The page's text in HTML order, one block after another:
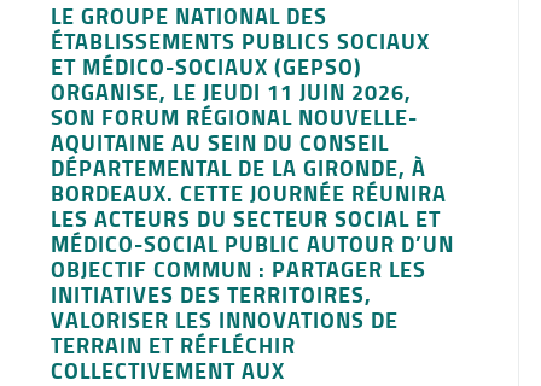
LE GROUPE NATIONAL DES
ÉTABLISSEMENTS PUBLICS SOCIAUX
ET MÉDICO-SOCIAUX (GEPSO)
ORGANISE, LE JEUDI 11 JUIN 2026,
SON FORUM RÉGIONAL NOUVELLE-
AQUITAINE AU SEIN DU CONSEIL
DÉPARTEMENTAL DE LA GIRONDE, À
BORDEAUX. CETTE JOURNÉE RÉUNIRA
LES ACTEURS DU SECTEUR SOCIAL ET
MÉDICO-SOCIAL PUBLIC AUTOUR D’UN
OBJECTIF COMMUN : PARTAGER LES
INITIATIVES DES TERRITOIRES,
VALORISER LES INNOVATIONS DE
TERRAIN ET RÉFLÉCHIR
COLLECTIVEMENT AUX